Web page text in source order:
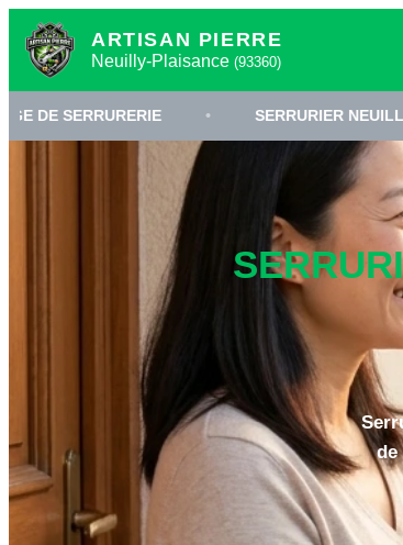
ARTISAN PIERRE
Neuilly-Plaisance (93360)
• SERRURIER NEUILLY-PLAISANCE
de